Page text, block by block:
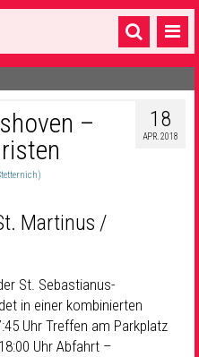
18
APR. 2018
–
Martinus /
St. Sebastianus-
in einer kombinierten
Uhr Treffen am Parkplatz
Uhr Abfahrt –